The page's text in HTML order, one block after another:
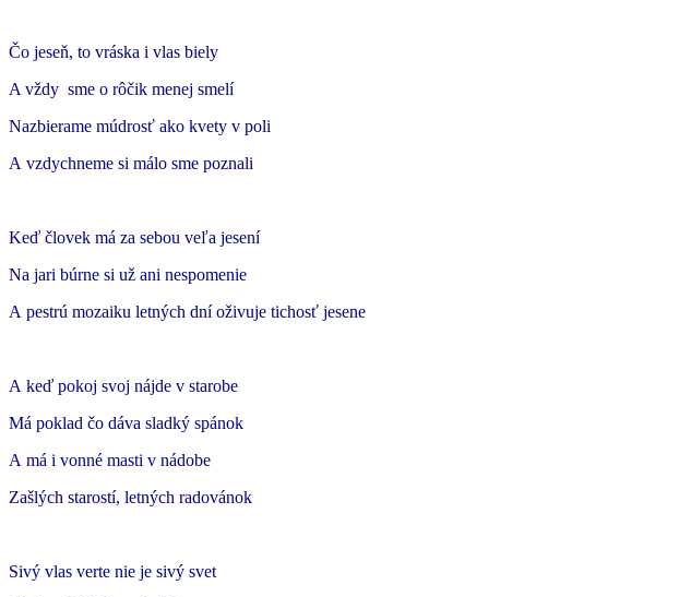
Čo jeseň, to vráska i vlas biely
A vždy sme o rôčik menej smelí
Nazbierame múdrosť ako kvety v poli
A vzdychneme si málo sme poznali
Keď človek má za sebou veľa jesení
Na jari búrne si už ani nespomenie
A pestrú mozaiku letných dní oživuje tichosť jesene
A keď pokoj svoj nájde v starobe
Má poklad čo dáva sladký spánok
A má i vonné masti v nádobe
Zašlých starostí, letných radovánok
Sivý vlas verte nie je sivý svet